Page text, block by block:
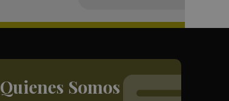
Quienes Somos